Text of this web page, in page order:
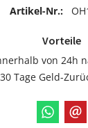
Artikel-Nr.:
Vorteile
von 24h
30 Tage Geld-